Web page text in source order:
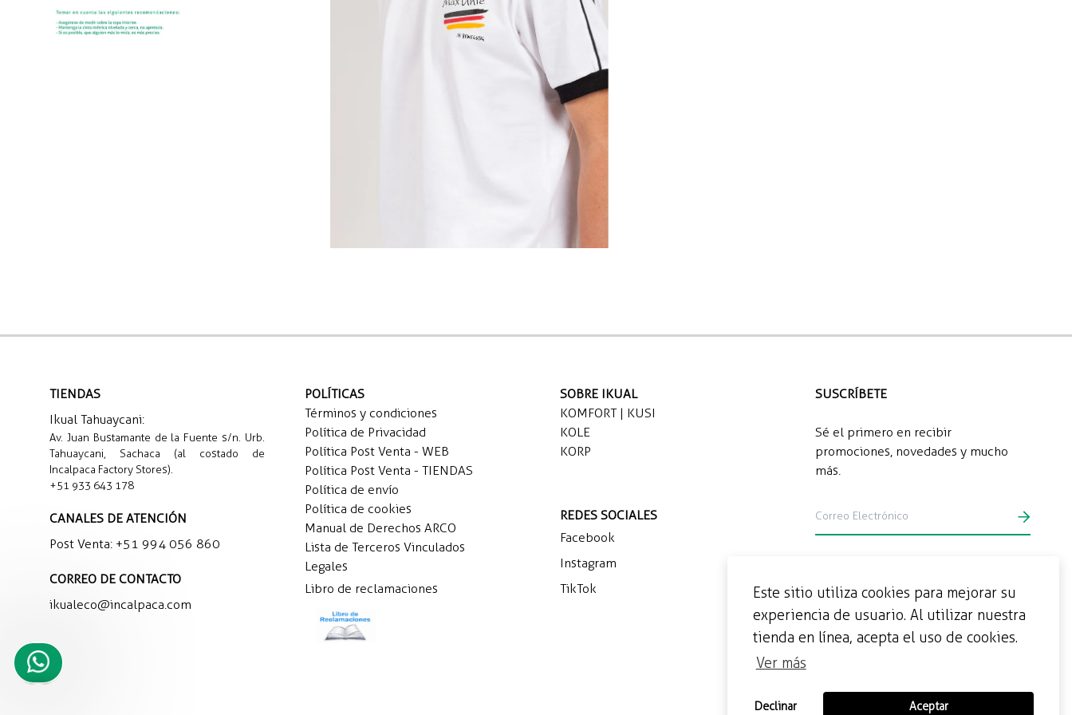
TIENDAS
Ikual Tahuaycani:
Av. Juan Bustamante de la Fuente s/n. Urb.
Tahuaycani, Sachaca (al costado de
Incalpaca Factory Stores).
+51 933 643 178
CANALES DE ATENCIÓN
Post Venta: +51 994 056 860
CORREO DE CONTACTO
ikualeco@incalpaca.com
POLÍTICAS
Términos y condiciones
Política de Privacidad
Política Post Venta - WEB
Política Post Venta - TIENDAS
Política de envío
Política de cookies
Manual de Derechos ARCO
Lista de Terceros Vinculados
Legales
Libro de reclamaciones
SOBRE IKUAL
KOMFORT | KUSI
KOLE
KORP
REDES SOCIALES
Facebook
Instagram
TikTok
SUSCRÍBETE
Sé el primero en recibir
promociones, novedades y mucho
más.
Este sitio utiliza cookies para mejorar su
experiencia de usuario. Al utilizar nuestra
tienda en línea, acepta el uso de cookies.
Ver más
Declinar Aceptar